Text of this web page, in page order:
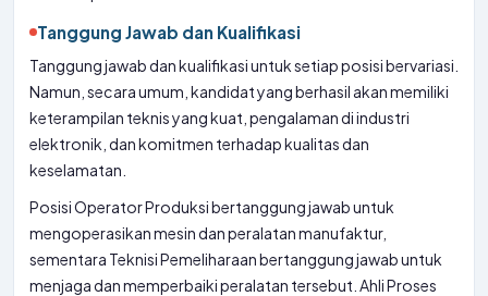
Tanggung Jawab dan Kualifikasi
Tanggung jawab dan kualifikasi untuk setiap posisi bervariasi.
Namun, secara umum, kandidat yang berhasil akan memiliki
keterampilan teknis yang kuat, pengalaman di industri
elektronik, dan komitmen terhadap kualitas dan
keselamatan.
Posisi Operator Produksi bertanggung jawab untuk
mengoperasikan mesin dan peralatan manufaktur,
sementara Teknisi Pemeliharaan bertanggung jawab untuk
menjaga dan memperbaiki peralatan tersebut. Ahli Proses